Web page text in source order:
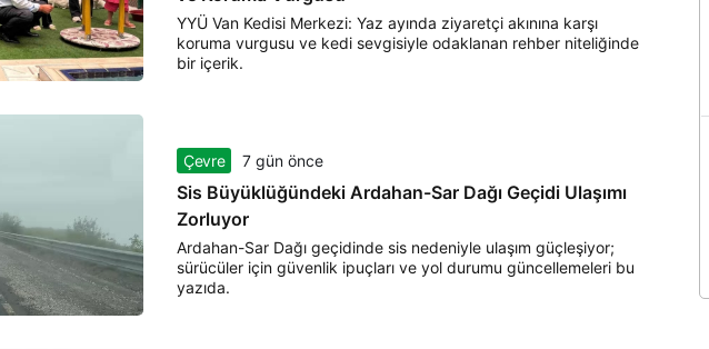
YYÜ Van Kedisi Merkezi: Yaz ayında ziyaretçi akınına karşı
koruma vurgusu ve kedi sevgisiyle odaklanan rehber niteliğinde
bir içerik.
Çevre 7 gün önce
Sis Büyüklüğündeki Ardahan-Sar Dağı Geçidi Ulaşımı
Zorluyor
Ardahan-Sar Dağı geçidinde sis nedeniyle ulaşım güçleşiyor;
sürücüler için güvenlik ipuçları ve yol durumu güncellemeleri bu
yazıda.